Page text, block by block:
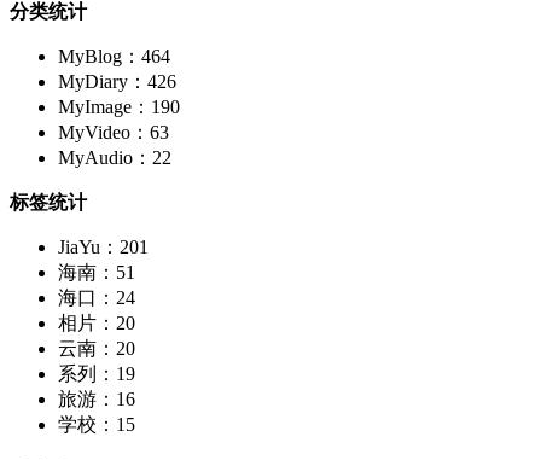
分类统计
MyBlog：464
MyDiary：426
MyImage：190
MyVideo：63
MyAudio：22
标签统计
JiaYu：201
海南：51
海口：24
相片：20
云南：20
系列：19
旅游：16
学校：15